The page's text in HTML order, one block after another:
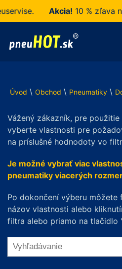
Akcia! 10 % zľava na
Úvod \ Obchod \ Pneumatiky \
Vážený zákazník, pre
vyberte vlastnosti pre
na príslušné hodnodoty vo
Je možné vybrať viac
pneumatiky viacerých
Po dokončení výberu
názov vlastnosti alebo
filtra alebo priamo na tlačidlo